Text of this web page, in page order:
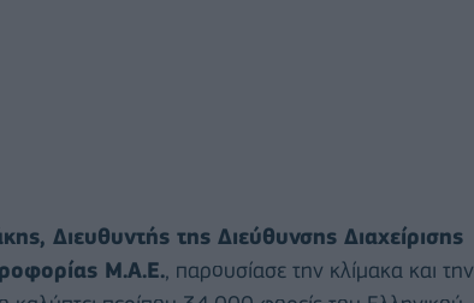
Διευθυντής της Διεύθυνσης Διαχείρισης
Μ.Α.Ε. , παρουσίασε την κλίμακα και την